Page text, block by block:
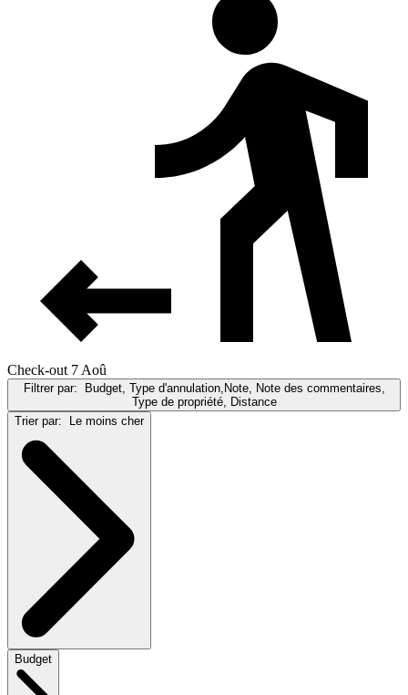
Check-out 7 Aoû
Filtrer par:
Budget, Type d'annulation,Note, Note des commentaires,
Type de propriété, Distance
Trier par:
Le moins cher
Budget